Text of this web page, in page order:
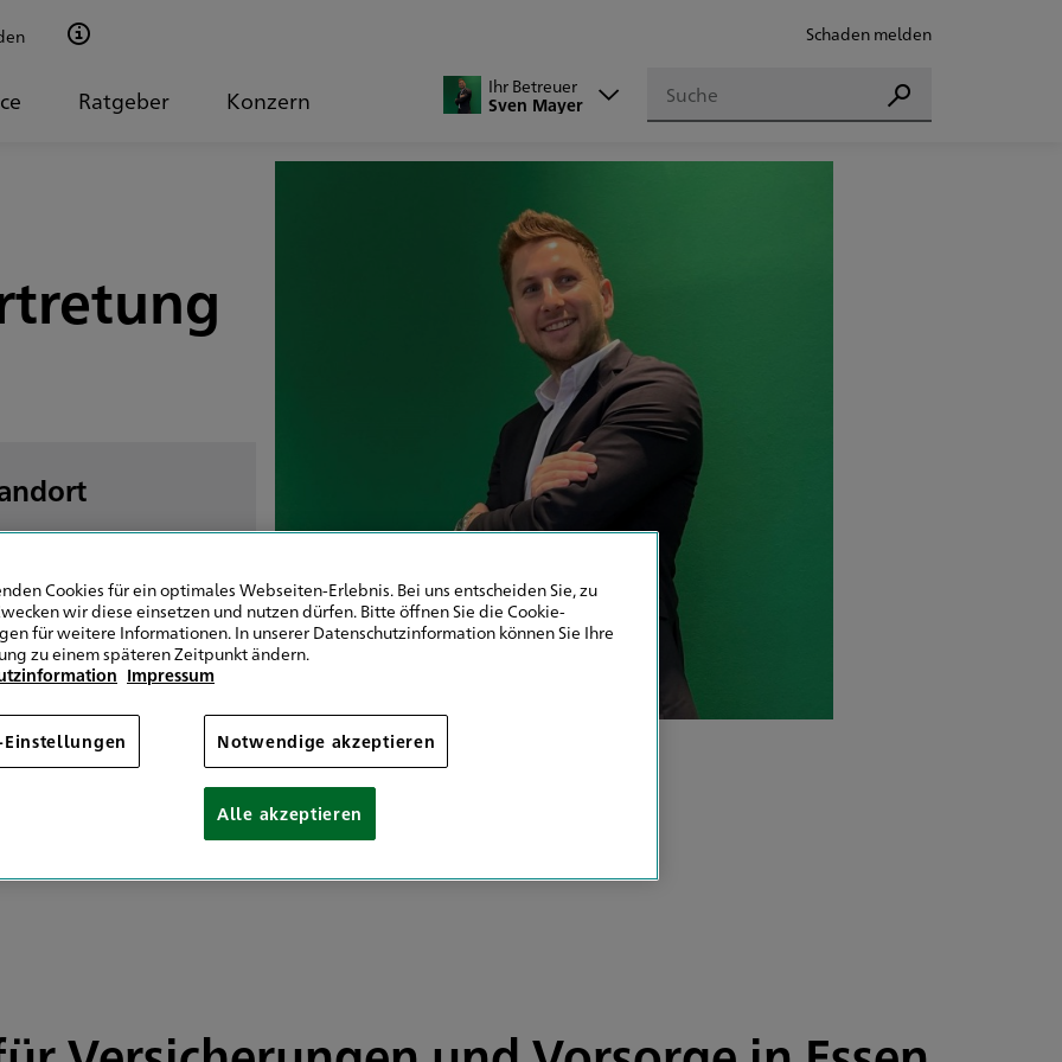
Schaden melden
Ratgeber Konzern
Ihr Betreuer
Sven Mayer
Suchen
Suchen
201 8945700
senden
10:00 - 17:00
Cookies für ein optimales Webseiten-Erlebnis. Bei uns entscheiden Sie, zu
wir diese einsetzen und nutzen dürfen. Bitte öffnen Sie die Cookie-
für weitere Informationen. In unserer Datenschutzinformation können Sie Ihre
zu einem späteren Zeitpunkt ändern.
Impressum
Einstellungen Notwendige akzeptieren
Alle akzeptieren